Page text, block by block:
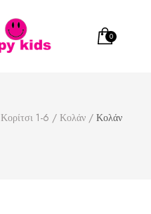
0
Κορίτσι 1-6 / Κολάν / Κολάν